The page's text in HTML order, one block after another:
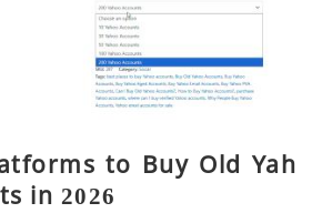
to Buy Old Yah
in 2026